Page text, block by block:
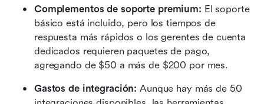
Complementos de soporte premium: El soporte
básico está incluido, pero los tiempos de
respuesta más rápidos o los gerentes de cuenta
dedicados requieren paquetes de pago,
agregando de $50 a más de $200 por mes.
Gastos de integración: Aunque hay más de 50